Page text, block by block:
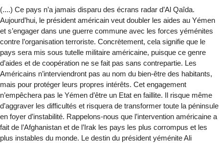
(....) Ce pays n’a jamais disparu des écrans radar d’Al Qaîda.
Aujourd’hui, le président américain veut doubler les aides au Yémen
et s’engager dans une guerre commune avec les forces yéménites
contre l’organisation terroriste. Concrètement, cela signifie que le
pays sera mis sous tutelle militaire américaine, puisque ce genre
d’aides et de coopération ne se fait pas sans contrepartie. Les
Américains n’interviendront pas au nom du bien-être des habitants,
mais pour protéger leurs propres intérêts. Cet engagement
n’empêchera pas le Yémen d’être un Etat en faillite. Il risque même
d’aggraver les difficultés et risquera de transformer toute la péninsule
en foyer d’instabilité. Rappelons-nous que l’intervention américaine a
fait de l’Afghanistan et de l’Irak les pays les plus corrompus et les
plus instables du monde. Le destin du président yéménite Ali